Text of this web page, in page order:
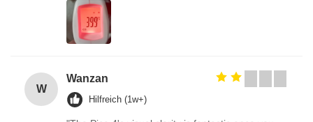
W
Wanzan
Hilfreich (1w+)